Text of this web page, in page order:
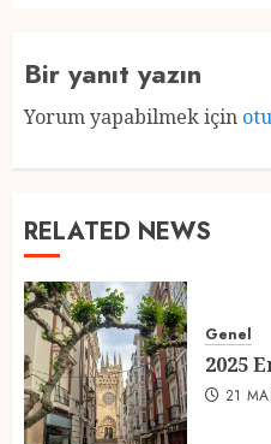
Bir yanıt yazın
Yorum yapabilmek için
RELATED NEWS
Genel
2025
21